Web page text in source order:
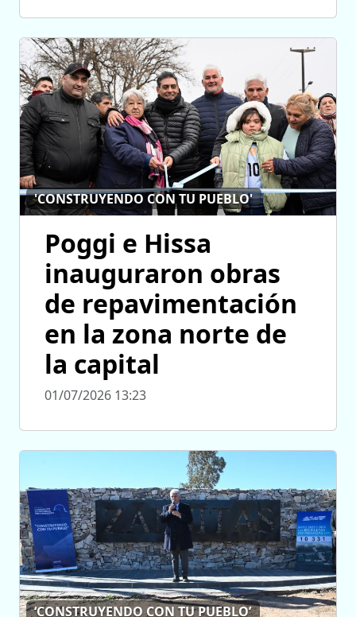
'CONSTRUYENDO CON TU PUEBLO'
Poggi e Hissa
inauguraron obras
de repavimentación
en la zona norte de
la capital
01/07/2026 13:23
‘CONSTRUYENDO CON TU PUEBLO’